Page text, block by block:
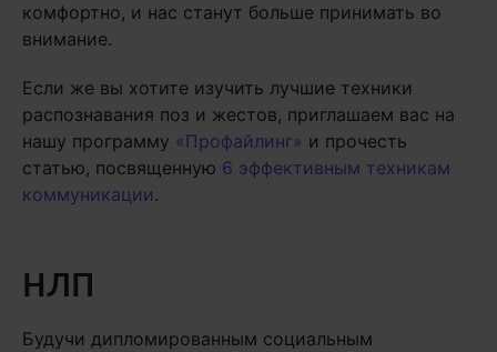
комфортно, и нас станут больше принимать во
внимание.
Если же вы хотите изучить лучшие техники
распознавания поз и жестов, приглашаем вас на
нашу программу «Профайлинг» и прочесть
статью, посвященную 6 эффективным техникам
коммуникации.
НЛП
Будучи дипломированным социальным